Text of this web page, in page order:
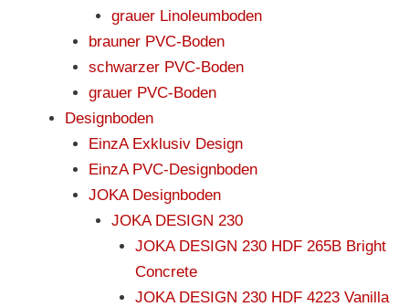
grauer Linoleumboden
brauner PVC-Boden
schwarzer PVC-Boden
grauer PVC-Boden
Designboden
EinzA Exklusiv Design
EinzA PVC-Designboden
JOKA Designboden
JOKA DESIGN 230
JOKA DESIGN 230 HDF 265B Bright
Concrete
JOKA DESIGN 230 HDF 4223 Vanilla